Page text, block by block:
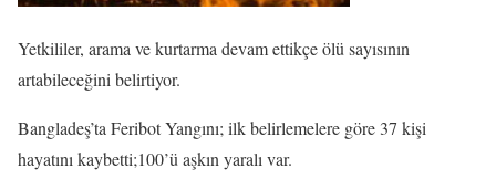
Yetkililer, arama ve kurtarma devam ettikçe ölü sayısının
artabileceğini belirtiyor.
Bangladeş’ta Feribot Yangını; ilk belirlemelere göre 37 kişi
hayatını kaybetti;100’ü aşkın yaralı var.